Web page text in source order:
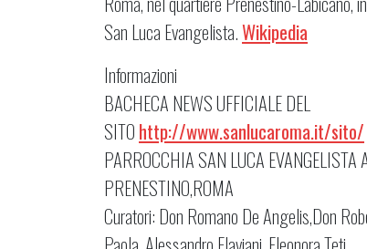
San Luca Evangelista.Wikipedia
Informazioni
BACHECA NEWS UFFICIALE DEL
SITOhttp://www.sanlucaroma.it/sito/
PARROCCHIA SAN LUCA EVANGELISTA
PRENESTINO,ROMA
Curatori: Don Romano De Angelis,Don